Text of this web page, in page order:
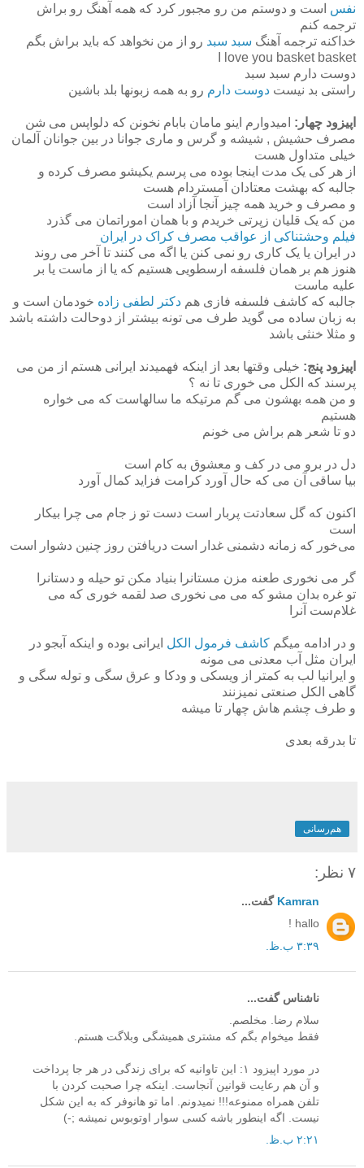
نفس است و دوستم من رو مجبور کرد که همه آهنگ رو براش
ترجمه کنم
خداکنه ترجمه آهنگ سبد سبد رو از من نخواهد که باید براش بگم
I love you basket basket
دوست دارم سبد سبد
راستی بد نیست دوست دارم رو به همه زبونها بلد باشین
اپیزود چهار: امیدوارم اینو مامان بابام نخونن که دلواپس می شن
مصرف حشیش , شیشه و گرس و ماری جوانا در بین جوانان آلمان
خیلی متداول هست
از هر کی یک مدت اینجا بوده می پرسم یکیشو مصرف کرده و
جالبه که بهشت معتادان آمستردام هست
و مصرف و خرید همه چیز آنجا آزاد است
من که یک قلیان زپرتی خریدم و با همان اموراتمان می گذرد
فیلم وحشتناکی از عواقب مصرف کراک در ایران
در ایران یا یک کاری رو نمی کنن یا اگه می کنند تا آخر می روند
هنوز هم بر همان فلسفه ارسطویی هستیم که یا از ماست یا بر
علیه ماست
جالبه که کاشف فلسفه فازی هم دکتر لطفی زاده خودمان است و
به زبان ساده می گوید طرف می تونه بیشتر از دوحالت داشته باشد
و مثلا خنثی باشد
اپیزود پنج: خیلی وقتها بعد از اینکه فهمیدند ایرانی هستم از من می
پرسند که الکل می خوری تا نه ؟
و من همه بهشون می گم مرتیکه ما سالهاست که می خواره
هستیم
دو تا شعر هم براش می خونم
دل در برو می در کف و معشوق به کام است
بیا ساقی آن می که حال آورد کرامت فزاید کمال آورد
اکنون که گل سعادتت پربار است دست تو ز جام می چرا بيکار
است
می‌خور که زمانه دشمنی غدار است دريافتن روز چنين دشوار است
گر می نخوری طعنه مزن مستانرا بنياد مکن تو حيله و دستانرا
تو غره بدان مشو که می می نخوری صد لقمه خوری که می
غلام‌ست آنرا
و در ادامه میگم کاشف فرمول الکل ایرانی بوده و اینکه آبجو در
ایران مثل آب معدنی می مونه
و ایرانیا لب به کمتر از ویسکی و ودکا و عرق سگی و توله سگی و
گاهی الکل صنعتی نمیزنند
و طرف چشم هاش چهار تا میشه
تا بدرقه بعدی
هم‌رسانی
۷ نظر:
Kamran گفت...
hallo !
۳:۳۹ ب.ظ.
ناشناس گفت...
سلام رضا. مخلصم.
فقط میخوام بگم که مشتری همیشگی وبلاگت هستم.
در مورد اپیزود ۱: این تاوانیه که برای زندگی در هر جا پرداخت
و آن هم رعایت قوانین آنجاست. اینکه چرا صحبت کردن با
تلفن همراه ممنوعه!!! نمیدونم. اما تو هانوفر که به این شکل
نیست. اگه اینطور باشه کسی سوار اوتوبوس نمیشه ;-)
۲:۲۱ ب.ظ.